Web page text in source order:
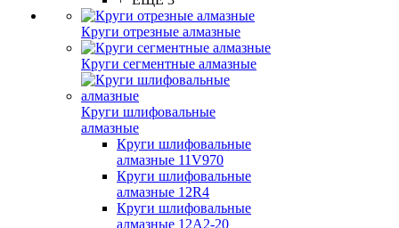
Круги отрезные алмазные
Круги сегментные алмазные
Круги шлифовальные
алмазные
Круги шлифовальные
алмазные 11V970
Круги шлифовальные
алмазные 12R4
Круги шлифовальные
алмазные 12А2-20